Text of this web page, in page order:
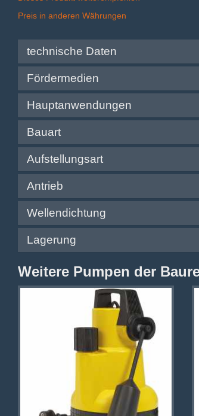
Preis in anderen Währungen
technische Daten
Fördermedien
Hauptanwendungen
Bauart
Aufstellungsart
Antrieb
Wellendichtung
Lagerung
Weitere Pumpen der